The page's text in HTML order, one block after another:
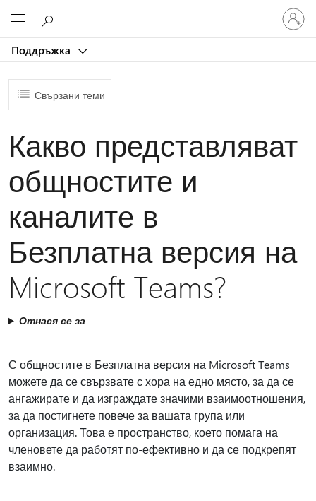
Поддръжка
Влезте
във
вашия
Свързани теми
Какво представляват
общностите и
каналите в
Безплатна версия на
Microsoft Teams?
Отнася се за
С общностите в Безплатна версия на Microsoft Teams
можете да се свързвате с хора на едно място, за да се
ангажирате и да изграждате значими взаимоотношения,
за да постигнете повече за вашата група или
организация. Това е пространство, което помага на
членовете да работят по-ефективно и да се подкрепят
взаимно.